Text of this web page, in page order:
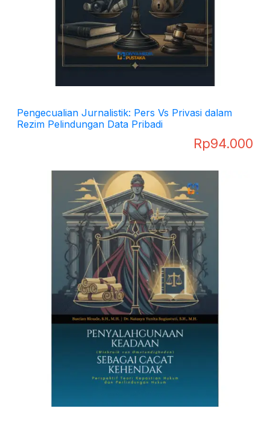
Pengecualian Jurnalistik: Pers Vs Privasi dalam
Rezim Pelindungan Data Pribadi
Rp94.000